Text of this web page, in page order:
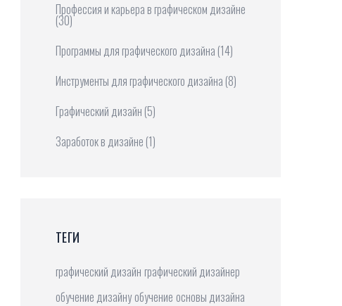
Профессия и карьера в графическом дизайне
(30)
Программы для графического дизайна (14)
Инструменты для графического дизайна (8)
Графический дизайн (5)
Заработок в дизайне (1)
ТЕГИ
графический дизайн графический дизайнер
обучение дизайну обучение основы дизайна